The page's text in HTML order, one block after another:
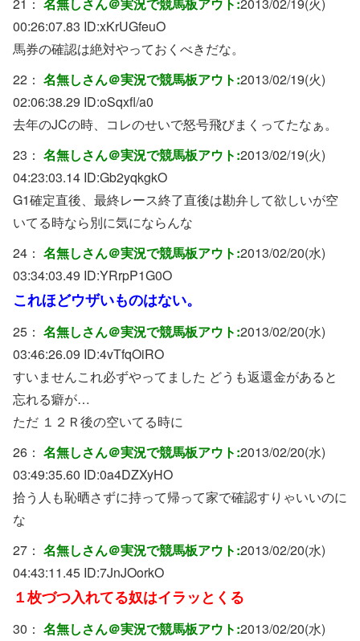
00:26:07.83 ID:xKrUGfeuO
馬券の確認は絶対やっておくべきだな。
22： 名無しさん＠実況で競馬板アウト:2013/02/19(火)
02:06:38.29 ID:oSqxfl/a0
去年のJCの時、コレのせいで怒号飛びまくってたなぁ。
23： 名無しさん＠実況で競馬板アウト:2013/02/19(火)
04:23:03.14 ID:Gb2yqkgkO
G1確定直後、最終レース終了直後は勘弁して欲しいが空
いてる時なら別に気にならんな
24： 名無しさん＠実況で競馬板アウト:2013/02/20(水)
03:34:03.49 ID:YRrpP1G0O
これほどウザいものはない。
25： 名無しさん＠実況で競馬板アウト:2013/02/20(水)
03:46:26.09 ID:4vTfqOiRO
すいませんこれ必ずやってました どうも返還金があると
忘れる癖が…
ただ １２Ｒ後の空いてる時に
26： 名無しさん＠実況で競馬板アウト:2013/02/20(水)
03:49:35.60 ID:0a4DZXyHO
拾う人も恥晒さずに持って帰って家で確認すりゃいいのに
な
27： 名無しさん＠実況で競馬板アウト:2013/02/20(水)
04:43:11.45 ID:7JnJOorkO
１枚づつ入れてる奴はイラッとくる
30： 名無しさん＠実況で競馬板アウト:2013/02/20(水)